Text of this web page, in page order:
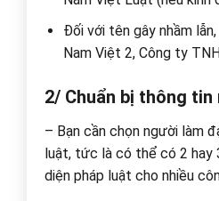
Đối với tên gây nhầm
Nam Việt 2, Công ty
2/ Chuẩn bị thông
– Bạn cần chọn người làm
luật, tức là có thể có 2 hay
diện pháp luật cho nhiều